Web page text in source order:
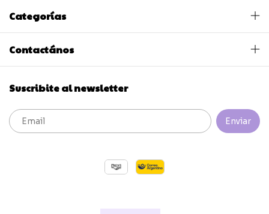
Categorías
Contactános
Suscribite al newsletter